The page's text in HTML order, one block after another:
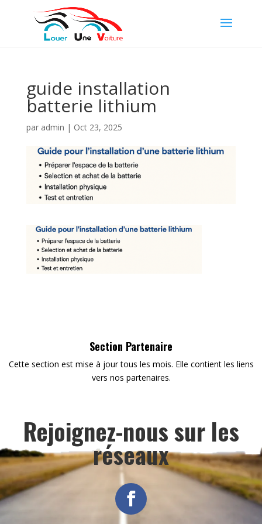
guide installation
batterie lithium
par admin | Oct 23, 2025
Section Partenaire
Cette section est mise à jour tous les mois. Elle contient les liens
vers nos partenaires.
Rejoignez-nous sur les
réseaux